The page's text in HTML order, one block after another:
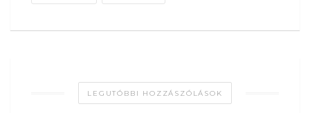
LEGUTÓBBI HOZZÁSZÓLÁSOK